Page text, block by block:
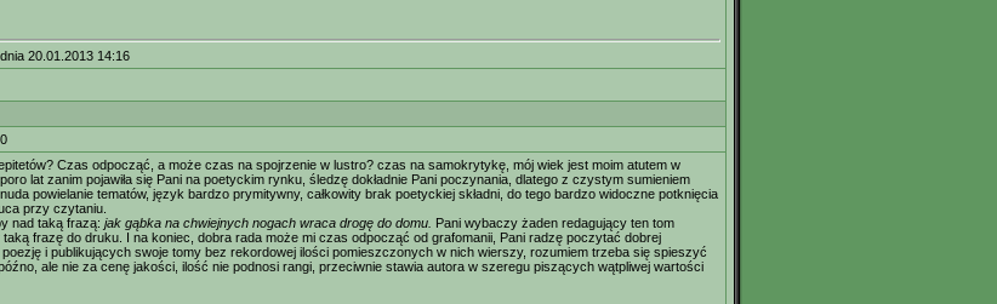
dnia 20.01.2013 14:16
Czas odpocząć, a może czas na spojrzenie w lustro? czas na samokrytykę, mój wiek jest moim atutem w
lat zanim pojawiła się Pani na poetyckim rynku, śledzę dokładnie Pani poczynania, dlatego z czystym sumieniem
powielanie tematów, język bardzo prymitywny, całkowity brak poetyckiej składni, do tego bardzo widoczne potknięcia
przy czytaniu.
nad taką frazą: jak gąbka na chwiejnych nogach wraca drogę do domu. Pani wybaczy żaden redagujący ten tom
taką frazę do druku. I na koniec, dobra rada może mi czas odpocząć od grafomanii, Pani radzę poczytać dobrej
i publikujących swoje tomy bez rekordowej ilości pomieszczonych w nich wierszy, rozumiem trzeba się spieszyć
ale nie za cenę jakości, ilość nie podnosi rangi, przeciwnie stawia autora w szeregu piszących wątpliwej wartości